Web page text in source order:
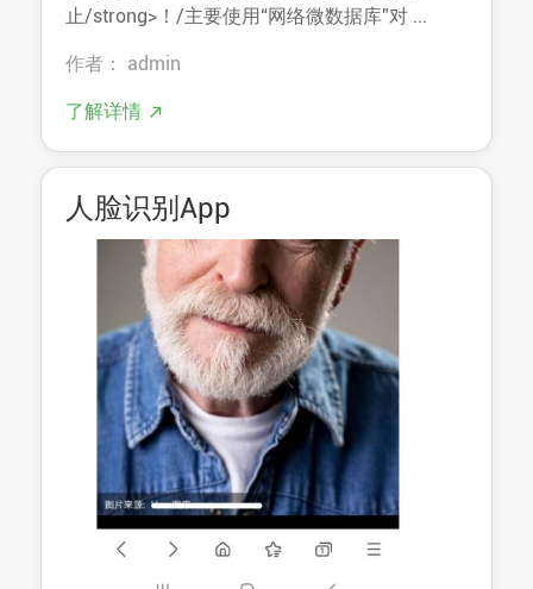
止/strong>！/主要使用“网络微数据库”对 ...
作者： admin
了解详情
人脸识别App